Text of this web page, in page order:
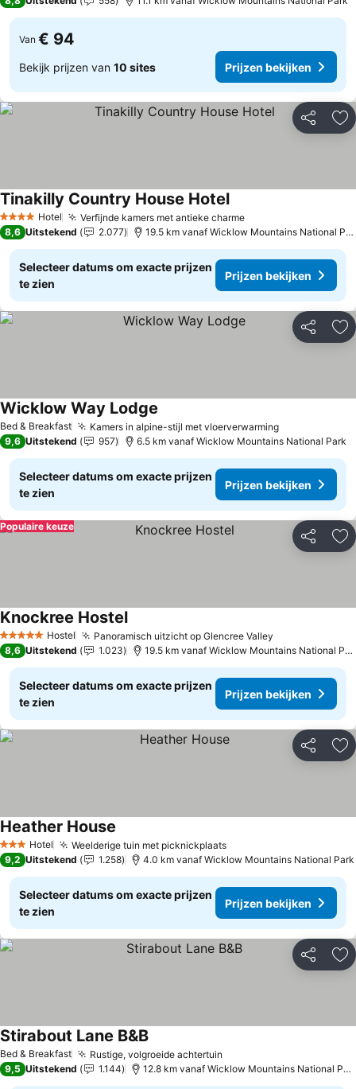
Van € 94
Bekijk prijzen van 10 sites Prijzen bekijken
Delen
4 SterrenHotel Verfijnde kamers met antieke charme
Tinakilly Country House Hotel
8,6 Uitstekend 2.077 19.5 km vanaf Wicklow Mountains National Park
Selecteer datums om exacte prijzen
te zien
Prijzen bekijken
Delen
Bed & Breakfast Kamers in alpine-stijl met vloerverwarming
Wicklow Way Lodge
9,6 Uitstekend 957 6.5 km vanaf Wicklow Mountains National Park
Selecteer datums om exacte prijzen
te zien
Prijzen bekijken
Delen
Populaire keuze
5 Sterren Hostel Panoramisch uitzicht op Glencree Valley
Knockree Hostel
8,6 Uitstekend 1.023 19.5 km vanaf Wicklow Mountains National Park
Selecteer datums om exacte prijzen
te zien
Prijzen bekijken
Delen
3 SterrenHotel Weelderige tuin met picknickplaats
Heather House
9,2 Uitstekend 1.258 4.0 km vanaf Wicklow Mountains National Park
Selecteer datums om exacte prijzen
te zien
Prijzen bekijken
Delen
Bed & Breakfast Rustige, volgroeide achtertuin
Stirabout Lane B&B
9,5 Uitstekend 1.144 12.8 km vanaf Wicklow Mountains National Park